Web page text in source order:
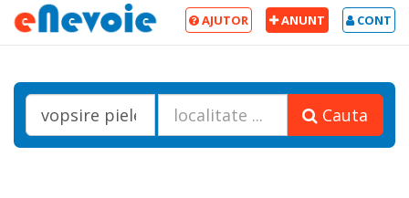
CONT
ANUNT
AJUTOR
Cauta